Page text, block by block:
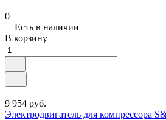
0
Есть в наличии
В корзину
9 954 руб.
Электродвигатель для компрессора